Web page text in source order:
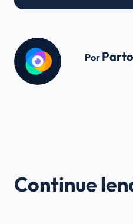
Por
Continue